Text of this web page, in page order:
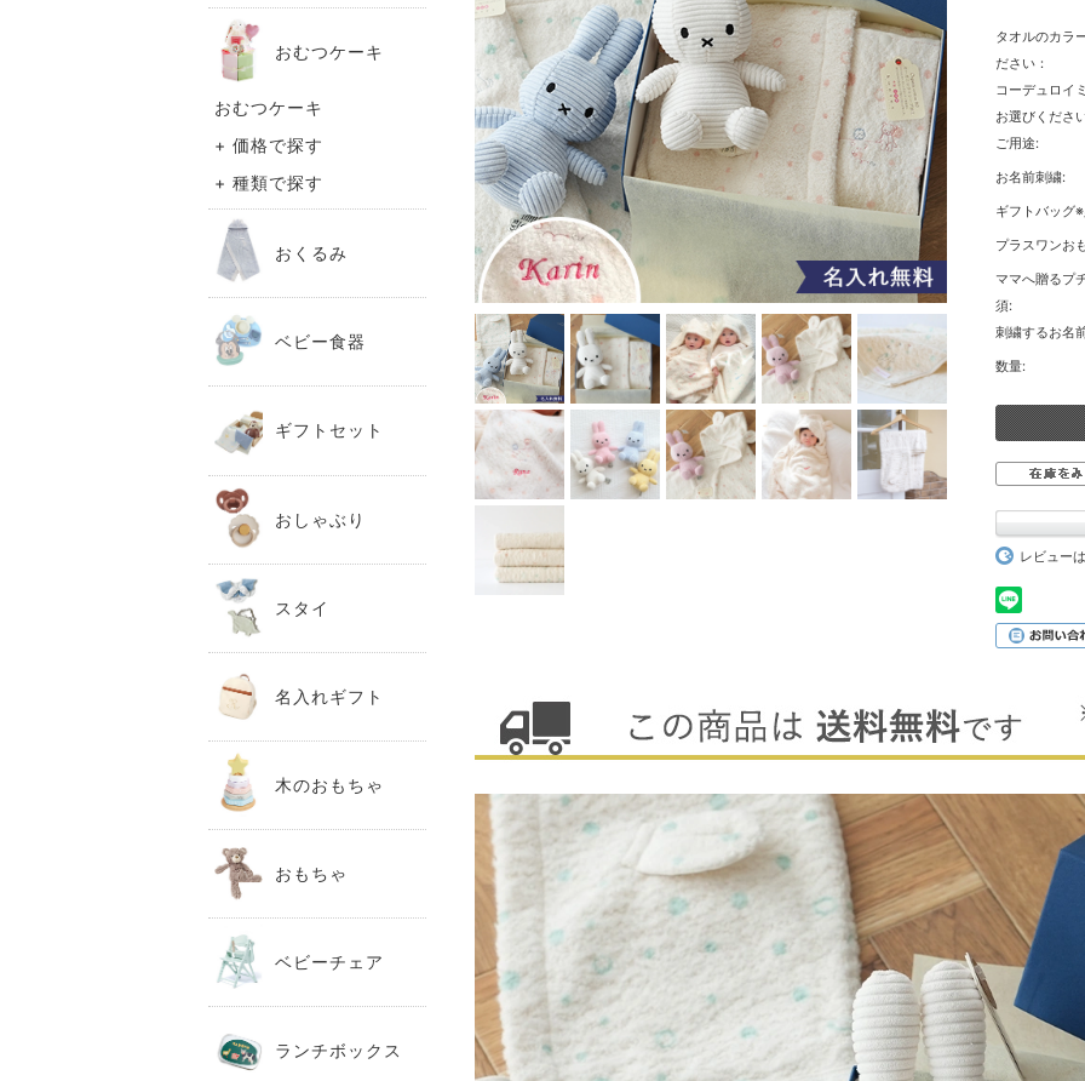
タオルのカラ
ださい：
コーデュロイ
お選びくださ
ご用途:
お名前刺繍:
ギフトバッグ
プラスワンお
ママへ贈るプ
須:
刺繍するお名
数量:
レビュー
おむつケーキ
おむつケーキ
+ 価格で探す
+ 種類で探す
おくるみ
ベビー食器
ギフトセット
おしゃぶり
スタイ
名入れギフト
木のおもちゃ
おもちゃ
ベビーチェア
ランチボックス